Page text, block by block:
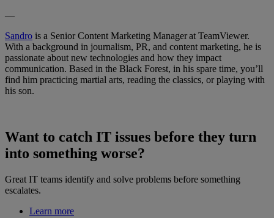
—
Sandro is a Senior Content Marketing Manager at TeamViewer.
With a background in journalism, PR, and content marketing, he is
passionate about new technologies and how they impact
communication. Based in the Black Forest, in his spare time, you’ll
find him practicing martial arts, reading the classics, or playing with
his son.
Want to catch IT issues before they turn
into something worse?
Great IT teams identify and solve problems before something
escalates.
Learn more